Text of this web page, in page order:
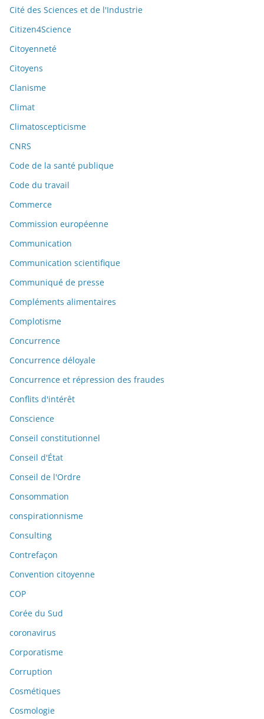
Cité des Sciences et de l'Industrie
Citizen4Science
Citoyenneté
Citoyens
Clanisme
Climat
Climatoscepticisme
CNRS
Code de la santé publique
Code du travail
Commerce
Commission européenne
Communication
Communication scientifique
Communiqué de presse
Compléments alimentaires
Complotisme
Concurrence
Concurrence déloyale
Concurrence et répression des fraudes
Conflits d'intérêt
Conscience
Conseil constitutionnel
Conseil d'État
Conseil de l'Ordre
Consommation
conspirationnisme
Consulting
Contrefaçon
Convention citoyenne
COP
Corée du Sud
coronavirus
Corporatisme
Corruption
Cosmétiques
Cosmologie